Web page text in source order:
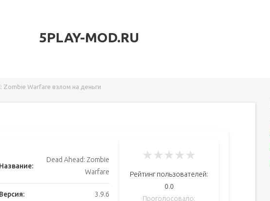
5PLAY-MOD.RU
Zombie Warfare взлом на деньги
Название:
Dead Ahead: Zombie
Warfare
Версия: 3.9.6
★★★★★
Рейтинг пользователей:
0.0
Проголосовало: